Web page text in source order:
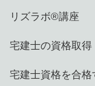
リズラボ®️講座
宅建士の資格取得
宅建士資格を合格